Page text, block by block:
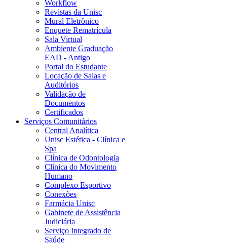
Workflow
Revistas da Unisc
Mural Eletrônico
Enquete Rematrícula
Sala Virtual
Ambiente Graduação
EAD - Antigo
Portal do Estudante
Locação de Salas e
Auditórios
Validação de
Documentos
Certificados
Serviços Comunitários
Central Analítica
Unisc Estética - Clínica e
Spa
Clínica de Odontologia
Clínica do Movimento
Humano
Complexo Esportivo
Conexões
Farmácia Unisc
Gabinete de Assistência
Judiciária
Serviço Integrado de
Saúde